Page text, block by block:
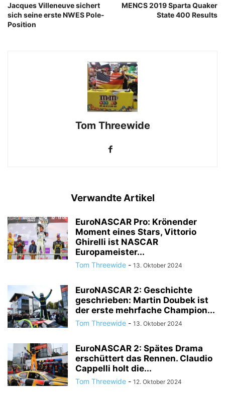
Jacques Villeneuve sichert
sich seine erste NWES Pole-
Position
MENCS 2019 Sparta Quaker
State 400 Results
Tom Threewide
Verwandte Artikel
EuroNASCAR Pro: Krönender
Moment eines Stars, Vittorio
Ghirelli ist NASCAR
Europameister...
Tom Threewide - 13. Oktober 2024
EuroNASCAR 2: Geschichte
geschrieben: Martin Doubek ist
der erste mehrfache Champion...
Tom Threewide - 13. Oktober 2024
EuroNASCAR 2: Spätes Drama
erschüttert das Rennen. Claudio
Cappelli holt die...
Tom Threewide - 12. Oktober 2024